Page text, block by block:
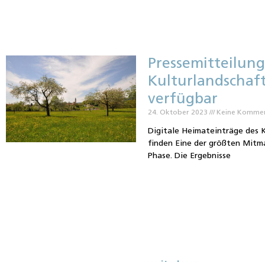
verfügbar
24. Oktober 2023 Keine
Digitale Heimateinträge des
finden Eine der größten
Phase. Die Ergebnisse